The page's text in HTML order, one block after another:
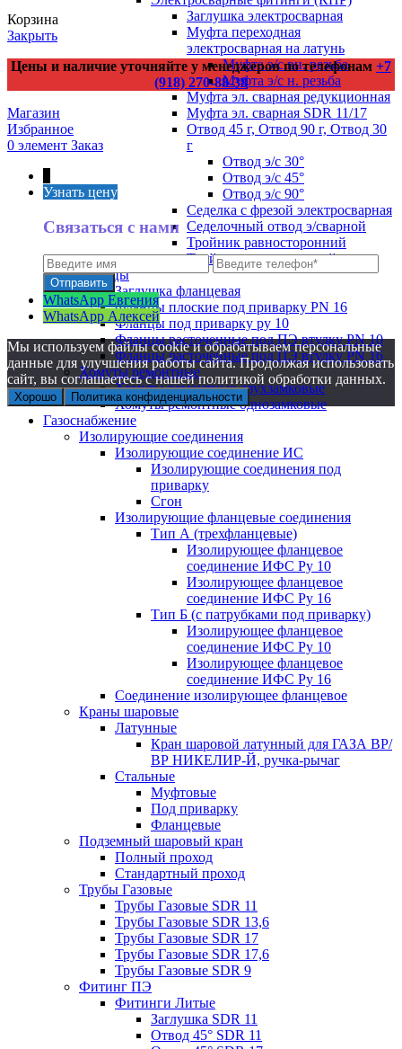
Заглушка электросварная
Муфта переходная
электросварная на латунь
Муфта э/с вн. резьба
Муфта э/с н. резьба
Муфта эл. cварная редукционная
Муфта эл. сварная SDR 11/17
Отвод 45 г, Отвод 90 г, Отвод 30
г
Отвод э/с 30°
Отвод э/с 45°
Отвод э/с 90°
Седелка с фрезой электросварная
Седелочный отвод э/сварной
Тройник равносторонний
Тройник редукционный
Фланцы
Заглушка фланцевая
Фланцы плоские под приварку PN 16
Фланцы под приварку ру 10
Фланцы расточенные под ПЭ втулку PN 10
Фланцы расточенные под ПЭ втулку PN 16
Хомуты ремонтные
Хомуты ремонтные двухзамковые
Хомуты ремонтные однозамковые
Газоснабжение
Изолирующие соединения
Изолирующие соединение ИС
Изолирующие соединения под
приварку
Сгон
Изолирующие фланцевые соединения
Тип А (трехфланцевые)
Изолирующее фланцевое
соединение ИФС Ру 10
Изолирующее фланцевое
соединение ИФС Ру 16
Тип Б (с патрубками под приварку)
Изолирующее фланцевое
соединение ИФС Ру 10
Изолирующее фланцевое
соединение ИФС Ру 16
Соединение изолирующее фланцевое
Краны шаровые
Латунные
Кран шаровой латунный для ГАЗА ВР/
ВР НИКЕЛИР-Й, ручка-рычаг
Стальные
Муфтовые
Под приварку
Фланцевые
Подземный шаровый кран
Полный проход
Стандартный проход
Трубы Газовые
Трубы Газовые SDR 11
Трубы Газовые SDR 13,6
Трубы Газовые SDR 17
Трубы Газовые SDR 17,6
Трубы Газовые SDR 9
Фитинг ПЭ
Фитинги Литые
Заглушка SDR 11
Отвод 45° SDR 11
Корзина
Закрыть
Цены и наличие уточняйте у менеджеров по телефонам +7
(918) 270-88-38
Магазин
Избранное
0 элемент Заказ
Узнать цену
Связаться с нами
WhatsApp Евгения
WhatsApp Алексей
Мы используем файлы cookie и обрабатываем персональные
данные для улучшения работы сайта. Продолжая использовать
сайт, вы соглашаетесь с нашей политикой обработки данных.
Хорошо Политика конфиденциальности